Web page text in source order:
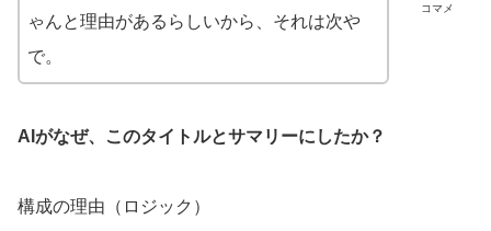
コマメ
ゃんと理由があるらしいから、それは次や
で。
AIがなぜ、このタイトルとサマリーにしたか？
構成の理由（ロジック）